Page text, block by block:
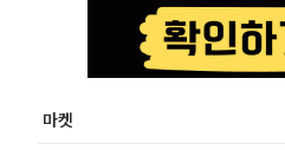
마켓